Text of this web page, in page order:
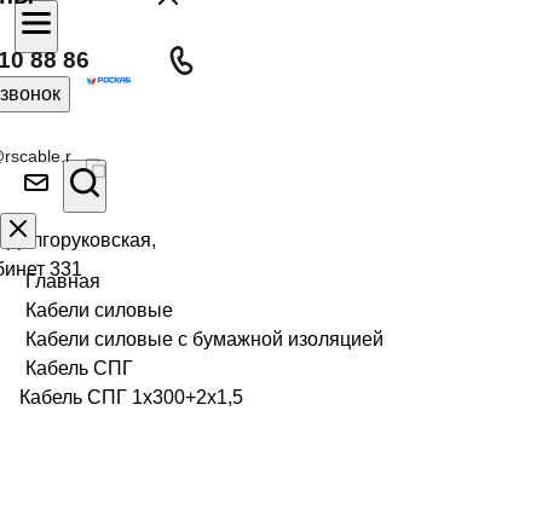
88 86
331
Главная
Кабели силовые
Кабели силовые с бумажной изоляцией
Кабель СПГ
Кабель СПГ 1х300+2х1,5